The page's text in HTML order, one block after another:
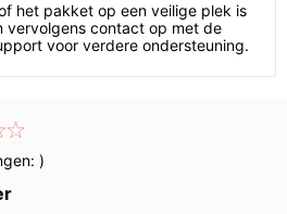
het pakket op een veilige plek is
vervolgens contact op met de
voor verdere ondersteuning.
)